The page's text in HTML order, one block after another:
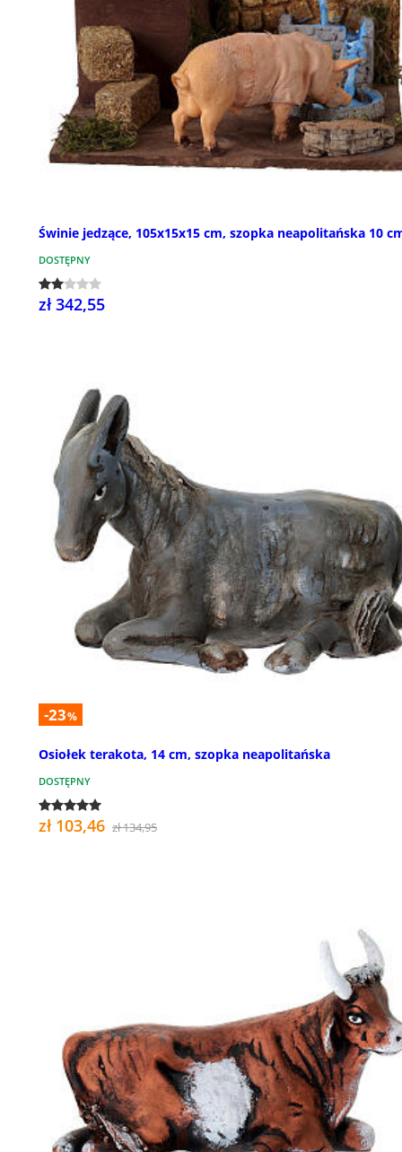
Świnie jedzące, 105x15x15 cm, szopka neapolitańska 10
DOSTĘPNY
zł 342,55
-23%
Osiołek terakota, 14 cm, szopka neapolitańska
DOSTĘPNY
zł 103,46 zł 134,95